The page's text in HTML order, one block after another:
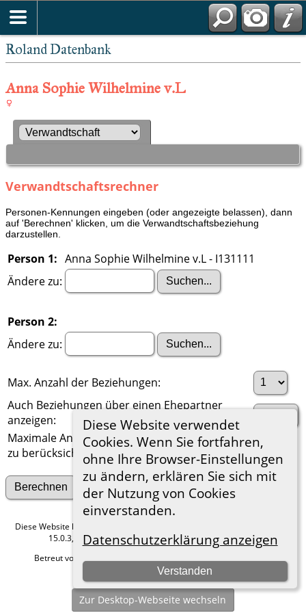
Roland Datenbank
Diese Website verwendet
Cookies. Wenn Sie fortfahren,
ohne Ihre Browser-Einstellungen
zu ändern, erklären Sie sich mit
der Nutzung von Cookies
einverstanden.
Datenschutzerklärung anzeigen
Verstanden
Anna Sophie Wilhelmine v.L
Verwandtschaftsrechner
Personen-Kennungen eingeben (oder angezeigte belassen), dann
auf 'Berechnen' klicken, um die Verwandtschaftsbeziehung
darzustellen.
Person 1: Anna Sophie Wilhelmine v.L - I131111
Ändere zu:
Person 2:
Ändere zu:
Max. Anzahl der Beziehungen:
Auch Beziehungen über einen Ehepartner
anzeigen:
Maximale Anzahl der
zu berücksichtigenden Generationen:
Suche nach anderen Verbindungen
Diese Website läuft mit
15.0.3, programmiert von Darrin Lythgoe © 2001-2026.
Betreut von
Hier geht es zum Impressum
Zur Desktop-Webseite wechseln